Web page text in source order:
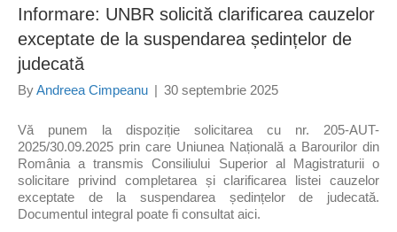
Informare: UNBR solicită clarificarea cauzelor
exceptate de la suspendarea ședințelor de
judecată
ByAndreea Cimpeanu | 30 septembrie 2025
Vă punem la dispoziție solicitarea cu nr. 205-AUT-
2025/30.09.2025 prin care Uniunea Națională a Barourilor din
România a transmis Consiliului Superior al Magistraturii o
solicitare privind completarea și clarificarea listei cauzelor
exceptate de la suspendarea ședințelor de judecată.
Documentul integral poate fi consultat aici.